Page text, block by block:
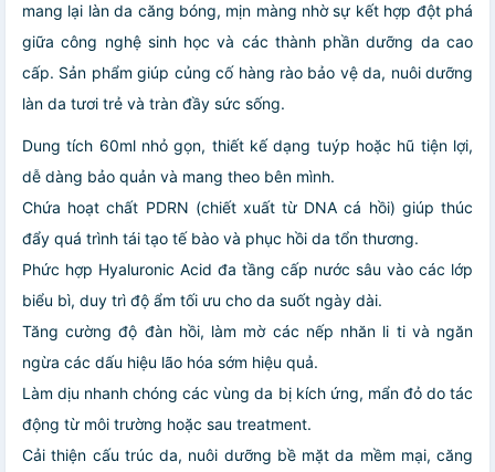
mang lại làn da căng bóng, mịn màng nhờ sự kết hợp đột phá
giữa công nghệ sinh học và các thành phần dưỡng da cao
cấp. Sản phẩm giúp củng cố hàng rào bảo vệ da, nuôi dưỡng
làn da tươi trẻ và tràn đầy sức sống.
Dung tích 60ml nhỏ gọn, thiết kế dạng tuýp hoặc hũ tiện lợi,
dễ dàng bảo quản và mang theo bên mình.
Chứa hoạt chất PDRN (chiết xuất từ DNA cá hồi) giúp thúc
đẩy quá trình tái tạo tế bào và phục hồi da tổn thương.
Phức hợp Hyaluronic Acid đa tầng cấp nước sâu vào các lớp
biểu bì, duy trì độ ẩm tối ưu cho da suốt ngày dài.
Tăng cường độ đàn hồi, làm mờ các nếp nhăn li ti và ngăn
ngừa các dấu hiệu lão hóa sớm hiệu quả.
Làm dịu nhanh chóng các vùng da bị kích ứng, mẩn đỏ do tác
động từ môi trường hoặc sau treatment.
Cải thiện cấu trúc da, nuôi dưỡng bề mặt da mềm mại, căng